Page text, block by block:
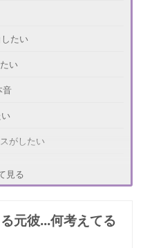
たい
い
音
がしたい
とを褒めてくる
見る
元彼...何考えてる